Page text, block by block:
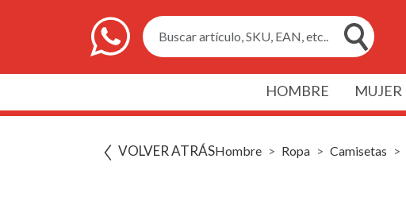
Buscar artículo, SKU, EAN, etc..
HOMBRE MUJER
VOLVER ATRÁSHombre Ropa Camisetas